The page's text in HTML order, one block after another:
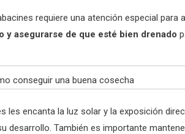
requiere una atención especial
y asegurarse de que esté bien drenado
les encanta la luz solar y la exposición
desarrollo. También es importante